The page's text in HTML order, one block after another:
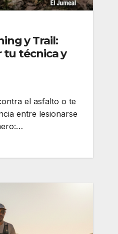
y Trail:
tu técnica y
el asfalto o te
entre lesionarse